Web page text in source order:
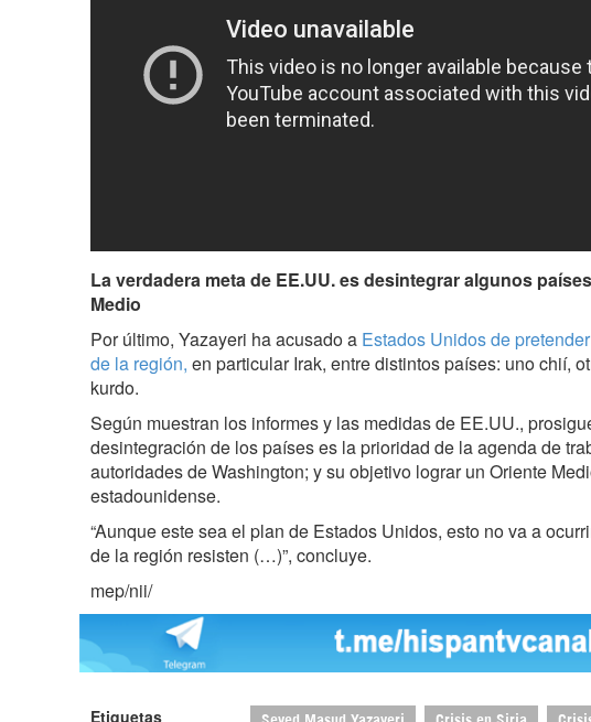
La verdadera meta de EE.UU. es desintegrar algunos
Medio
Por último, Yazayeri ha acusado a Estados Unidos de
de la región, en particular Irak, entre distintos países: uno chií,
kurdo.
Según muestran los informes y las medidas de EE.UU.,
desintegración de los países es la prioridad de la agenda de
autoridades de Washington; y su objetivo lograr un Oriente
estadounidense.
“Aunque este sea el plan de Estados Unidos, esto no va a
de la región resisten (…)”, concluye.
mep/nii/
Etiquetas Seyed Masud Yazayeri Crisis en Siria